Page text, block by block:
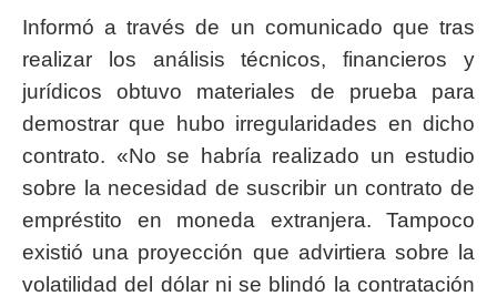
Informó a través de un comunicado que tras
realizar los análisis técnicos, financieros y
jurídicos obtuvo materiales de prueba para
demostrar que hubo irregularidades en dicho
contrato. «No se habría realizado un estudio
sobre la necesidad de suscribir un contrato de
empréstito en moneda extranjera. Tampoco
existió una proyección que advirtiera sobre la
volatilidad del dólar ni se blindó la contratación